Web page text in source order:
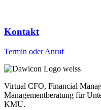
Kontakt
Termin oder Anruf
Virtual CFO, Financial
Managementberatung für
KMU.